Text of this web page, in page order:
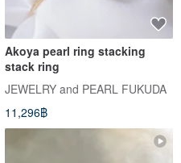
Akoya pearl ring stacking
stack ring
JEWELRY and PEARL FUKUDA
11,296฿